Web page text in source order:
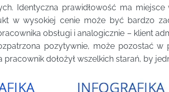
Identyczna prawidłowość ma
w wysokiej cenie może być bardzo
obsługi i analogicznie – klient
pozytywnie, może pozostać w
pracownik dołożył wszelkich starań, by